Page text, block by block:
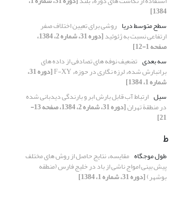
1384]
سطح متوسط دریا روشی برای تعیین اختلاف صفر
ارتفاعی نسبت به ژئوئید [دوره 31، شماره 2، 1384،
صفحه 1-12]
سه بعدی تضعیف نوفه های تصادفی از داده های
برانبارش شدهء لرزه نگاری در حوزهء F-XY [دوره 31،
شماره 1، 1384]
سیل ارتباط آب قابل بارش ابر و بارندگی دیدبانی شده
در منطقة تهران [دوره 31، شماره 2، 1384، صفحه 13-
21]
ط
طول موجگاه مقایسهء نتایج حاصل از روش های مختلف
پیش بینی امواج ناشی از باد در خلیج فارس (منطقه
بوشهر)[دوره 31، شماره 1، 1384]